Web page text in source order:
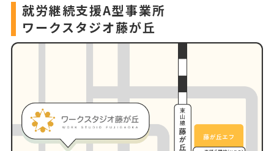
就労継続支援A型事業所
ワークスタジオ藤が丘